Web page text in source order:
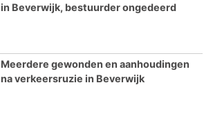
in Beverwijk, bestuurder ongedeerd
Meerdere gewonden en aanhoudingen
na verkeersruzie in Beverwijk